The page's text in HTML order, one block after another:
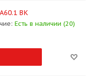
BK
Есть в наличии (20)